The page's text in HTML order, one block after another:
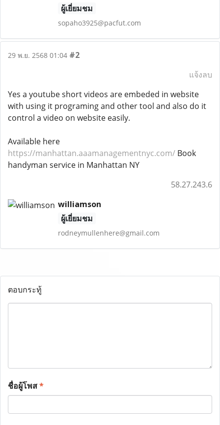
ผู้เยี่ยมชม
sopaho3925@pacfut.com
29 พ.ย. 2568 01:04 #2
แจ้งลบ
Yes a youtube short videos are embeded in website
with using it programing and other tool and also do it
control a video on website easily.
Available here
https://manhattan.aaamanagementnyc.com/ Book
handyman service in Manhattan NY
58.27.243.6
williamson
ผู้เยี่ยมชม
rodneymullenhere@gmail.com
ตอบกระทู้
ชื่อผู้โพส*